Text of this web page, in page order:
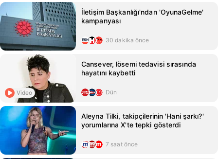
İletişim Başkanlığı'ndan 'OyunaGelme'
kampanyası
30 dakika önce
Video
Cansever, lösemi tedavisi sırasında
hayatını kaybetti
Dün
Aleyna Tilki, takipçilerinin 'Hani şarkı?'
yorumlarına X'te tepki gösterdi
7 saat önce